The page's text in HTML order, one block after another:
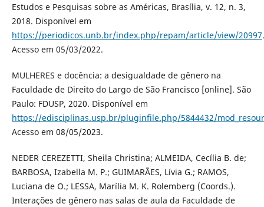
Estudos e Pesquisas sobre as Américas, Brasília, v. 12, n. 3,
2018. Disponível em
https://periodicos.unb.br/index.php/repam/article/view/20997.
Acesso em 05/03/2022.
MULHERES e docência: a desigualdade de gênero na
Faculdade de Direito do Largo de São Francisco [online]. São
Paulo: FDUSP, 2020. Disponível em
https://edisciplinas.usp.br/pluginfile.php/5844432/
Acesso em 08/05/2023.
NEDER CEREZETTI, Sheila Christina; ALMEIDA, Cecília B. de;
BARBOSA, Izabella M. P.; GUIMARÃES, Lívia G.; RAMOS,
Luciana de O.; LESSA, Marília M. K. Rolemberg (Coords.).
Interações de gênero nas salas de aula da Faculdade de